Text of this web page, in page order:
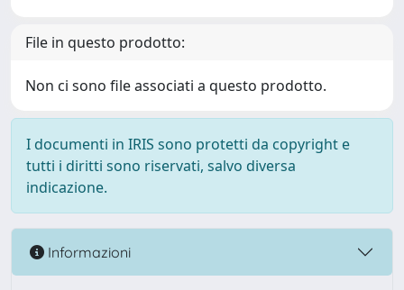
File in questo prodotto:
Non ci sono file associati a questo prodotto.
I documenti in IRIS sono protetti da copyright e
tutti i diritti sono riservati, salvo diversa
indicazione.
Informazioni